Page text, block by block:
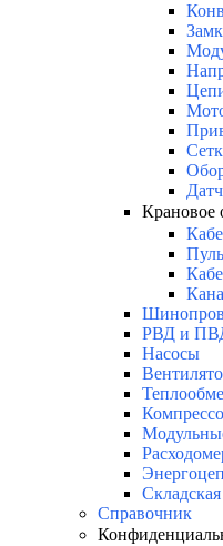
Крановое
РВД и
Насосы
Справочник